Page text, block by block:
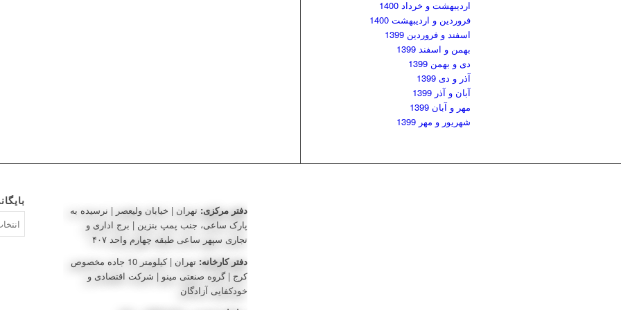
اردیبهشت و خرداد 1400
فروردین و اردیبهشت 1400
اسفند و فروردین 1399
بهمن و اسفند 1399
دی و بهمن 1399
آذر و دی 1399
آبان و آذر 1399
مهر و آبان 1399
شهریور و مهر 1399
دفتر مرکزی: تهران | خیابان ولیعصر | نرسیده به
پارک ساعی، جنب پمپ بنزین | برج اداری و
تجاری سپهر ساعی طبقه چهارم واحد ۴۰۷
دفتر کارخانه:
تهران | کیلومتر 10 جاده مخصوص
کرج | گروه صنعتی مینو | شرکت اقتصادی و
خودکفایی آزادگان